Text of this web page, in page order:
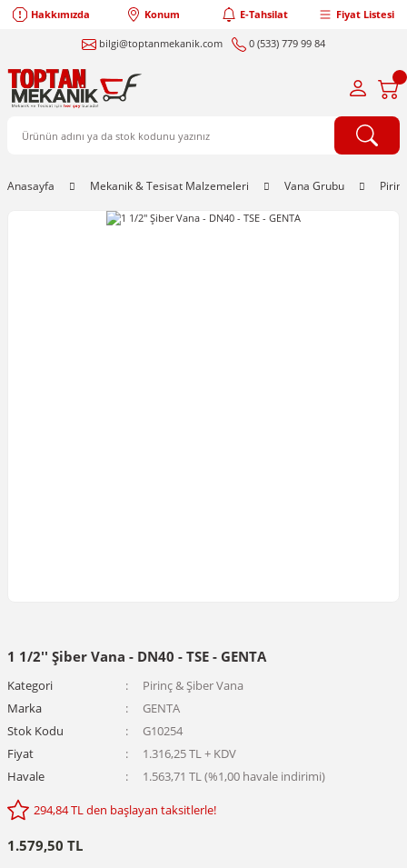
Hakkımızda Konum E-Tahsilat Fiyat Listesi
bilgi@toptanmekanik.com 0 (533) 779 99 84
Anasayfa Mekanik & Tesisat Malzemeleri Vana Grubu
1 1/2'' Şiber Vana - DN40 - TSE - GENTA
Kategori
Pirinç & Şiber Vana
Marka
GENTA
Stok Kodu
G10254
Fiyat
1.316,25 TL + KDV
Havale
1.563,71 TL (%1,00 havale indirimi)
294,84 TL den başlayan taksitlerle!
1.579,50 TL